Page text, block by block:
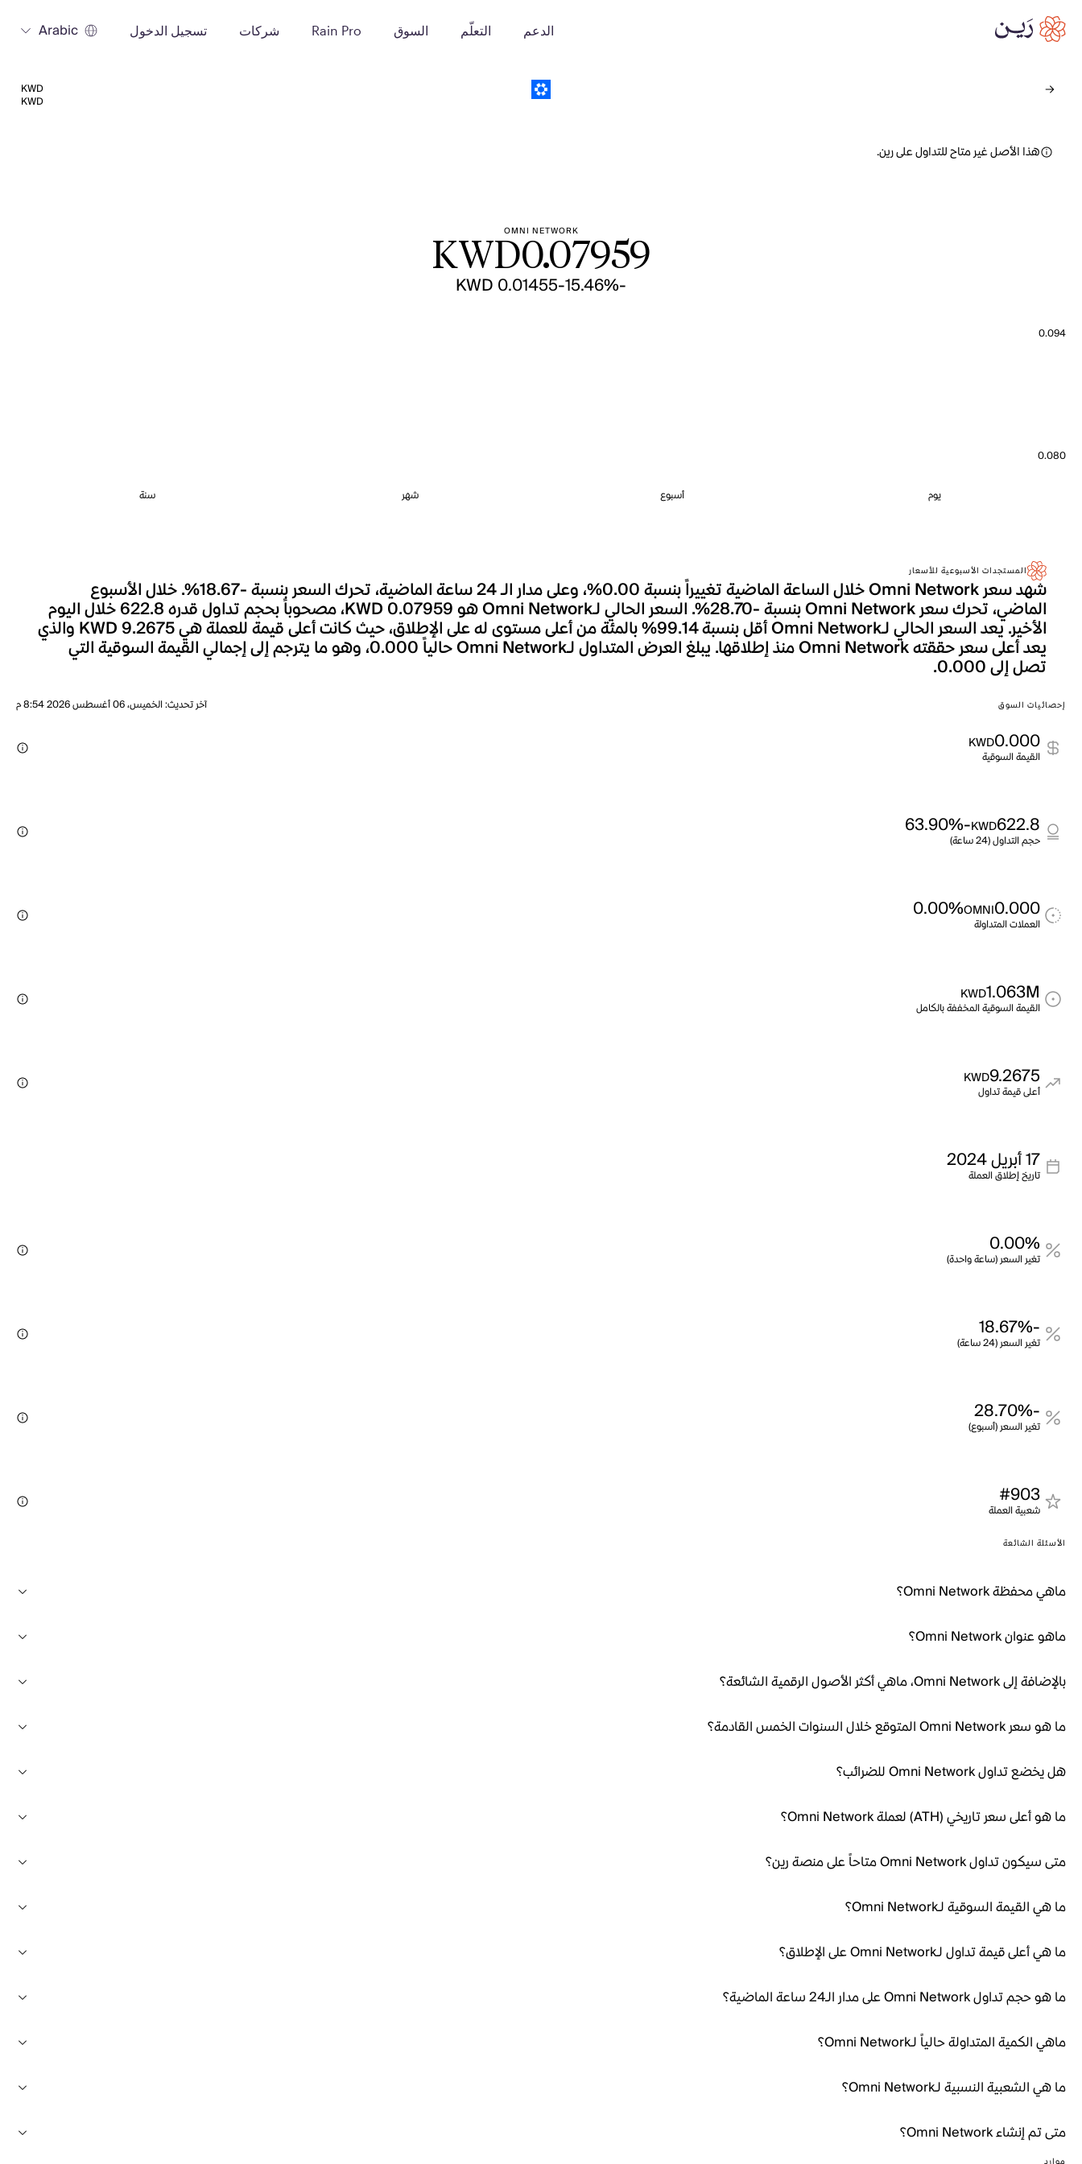
الدعم التعلّم السوق Rain Pro شركات تسجيل الدخول Arabic
KWD
KWD
هذا الأصل غير متاح للتداول على رين.
OMNI NETWORK
KWD0.07959
-15.46%
-KWD 0.01455
0.094
0.080
يوم أسبوع شهر سنة
المستجدات الأسبوعية للأسعار
شهد سعر Omni Network خلال الساعة الماضية تغييراً بنسبة 0.00%، وعلى مدار الـ 24 ساعة الماضية، تحرك السعر بنسبة -18.67%. خلال الأسبوع
الماضي، تحرك سعر Omni Network بنسبة -28.70%. السعر الحالي لـOmni Network هو KWD 0.07959، مصحوباً بحجم تداول قدره 622.8 خلال اليوم
الأخير. يعد السعر الحالي لـOmni Network أقل بنسبة 99.14% بالمئة من أعلى مستوى له على الإطلاق، حيث كانت أعلى قيمة للعملة هي KWD 9.2675 والذي
يعد أعلى سعر حققته Omni Network منذ إطلاقها. يبلغ العرض المتداول لـOmni Network حالياً 0.000، وهو ما يترجم إلى إجمالي القيمة السوقية التي
تصل إلى 0.000.
إحصائيات السوق آخر تحديث:الخميس، 06 أغسطس 2026 8:54 م
0.000
KWD
القيمة السوقية
622.8
KWD
-63.90%
حجم التداول (24 ساعة)
0.000
OMNI
0.00%
العملات المتداولة
1.063M
KWD
القيمة السوقية المخففة بالكامل
9.2675
KWD
أعلى قيمة تداول
17 أبريل 2024
تاريخ إطلاق العملة
0.00%
تغير السعر (ساعة واحدة)
-18.67%
تغير السعر (24 ساعة)
-28.70%
تغير السعر (أسبوع)
#903
شعبية العملة
الأسئلة الشائعة
ماهي محفظة Omni Network؟
ماهو عنوان Omni Network؟
بالإضافة إلى Omni Network، ماهي أكثر الأصول الرقمية الشائعة؟
ما هو سعر Omni Network المتوقع خلال السنوات الخمس القادمة؟
هل يخضع تداول Omni Network للضرائب؟
ما هو أعلى سعر تاريخي (ATH) لعملة Omni Network؟
متى سيكون تداول Omni Network متاحاً على منصة رين؟
ما هي القيمة السوقية لـOmni Network؟
ما هي أعلى قيمة تداول لـOmni Network على الإطلاق؟
ما هو حجم تداول Omni Network على مدار الـ24 ساعة الماضية؟
ماهي الكمية المتداولة حالياً لـOmni Network؟
ما هي الشعبية النسبية لـOmni Network؟
متى تم إنشاء Omni Network؟